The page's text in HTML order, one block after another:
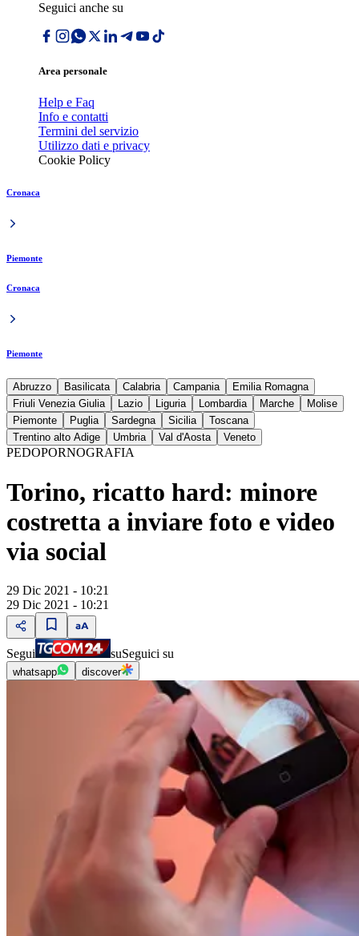
Seguici anche su
Area personale
Help e Faq
Info e contatti
Termini del servizio
Utilizzo dati e privacy
Cookie Policy
Cronaca
Piemonte
Cronaca
Piemonte
Abruzzo Basilicata Calabria Campania
Emilia Romagna
Friuli Venezia Giulia
Lazio Liguria Lombardia Marche
Molise
Piemonte
Puglia Sardegna Sicilia
Toscana
Trentino alto Adige
Umbria Val d'Aosta Veneto
PEDOPORNOGRAFIA
Torino, ricatto hard: minore
costretta a inviare foto e video
via social
29 Dic 2021 - 10:21
29 Dic 2021 - 10:21
Segui suSeguici su
whatsapp discover